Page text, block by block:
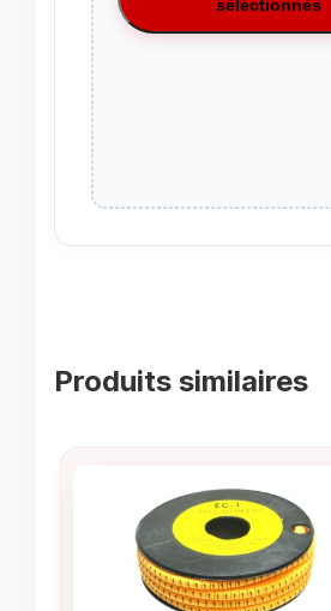
sélectionnés
Produits similaires